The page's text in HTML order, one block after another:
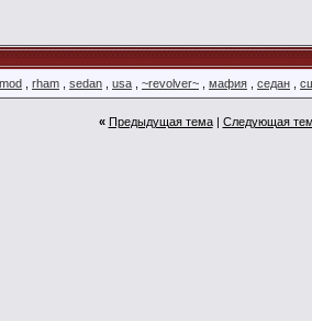
mod rham sedan usa ~revolver~ мафия седан
« Предыдущая тема| Следующая